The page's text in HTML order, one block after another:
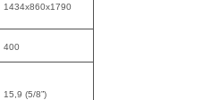
1434x860x1790
400
15,9 (5/8”)